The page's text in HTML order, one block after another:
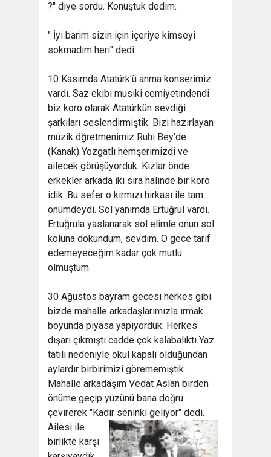
?" diye sordu. Konuştuk dedim.
" İyi barim sizin için içeriye kimseyi
sokmadım heri" dedi.
10 Kasımda Atatürk'ü anma konserimiz
vardı. Saz ekibi musiki cemiyetindendi
biz koro olarak Atatürkün sevdiği
şarkıları seslendirmiştik. Bizi hazırlayan
müzik öğretmenimiz Ruhi Bey'de
(Kanak) Yozgatlı hemşerimizdi ve
ailecek görüşüyorduk. Kızlar önde
erkekler arkada iki sıra halinde bir koro
idik. Bu sefer o kırmızı hırkası ile tam
önümdeydi. Sol yanımda Ertuğrul vardı.
Ertuğrula yaslanarak sol elimle onun sol
koluna dokundum, sevdim. O gece tarif
edemeyeceğim kadar çok mutlu
olmuştum.
30 Ağustos bayram gecesi herkes gibi
bizde mahalle arkadaşlarımızla ırmak
boyunda piyasa yapıyorduk. Herkes
dışarı çıkmıştı cadde çok kalabalıktı Yaz
tatili nedeniyle okul kapalı olduğundan
aylardır birbirimizi görememiştik.
Mahalle arkadaşım Vedat Aslan birden
önüme geçip yüzünü bana doğru
çevirerek "Kadir seninki geliyor" dedi.
Ailesi ile
birlikte karşı